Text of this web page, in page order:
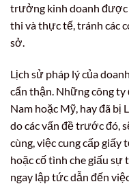
trưởng kinh doanh được
thi và thực tế, tránh các
sở.
Lịch sử pháp lý của
cẩn thận. Những công
Nam hoặc Mỹ, hay đã bị
do các vấn đề trước đó,
cùng, việc cung cấp giấy
hoặc cố tình che giấu
ngay lập tức dẫn đến